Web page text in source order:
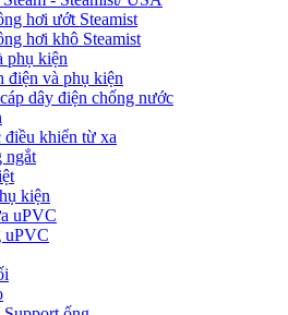
hơi ướt Steamist
hơi khô Steamist
phụ kiện
điện và phụ kiện
dây điện chống nước
điều khiển từ xa
ngắt
kiện
uPVC
uPVC